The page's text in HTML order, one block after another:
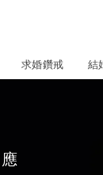
求婚鑽戒
結